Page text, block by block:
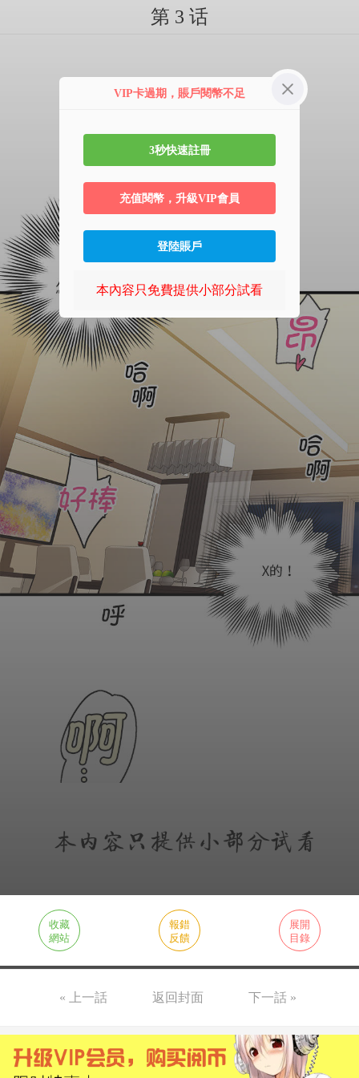
第 3 话
收藏
網站
報錯
反饋
展開
目錄
« 上一話 返回封面 下一話 »
VIP卡過期，賬戶閱幣不足
3秒快速註冊
充值閱幣，升級VIP會員
登陸賬戶
本內容只免費提供小部分試看